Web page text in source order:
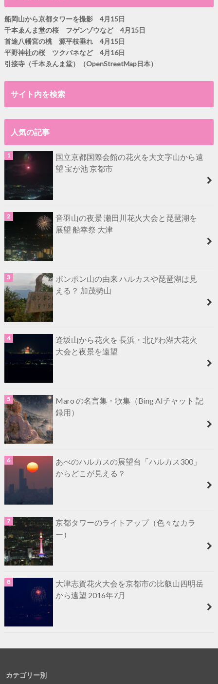
船岡山から京都タワーを撮影 4月15日
千本ゑんま堂の桜 フゲンゾウなど 4月15日
首途八幡宮の桃 源平枝垂れ 4月15日
平野神社の桜 ツクバネなど 4月16日
引接寺（千本ゑんま堂）（OpenStreetMap日本）
サイト内を検索
人気の記事
国立京都国際会館の花火を大文字山から遠
望 宝が池 京都市
音羽山の夜景 瀬田川花火大会と琵琶湖を
展望 船幸祭 大津
ポンポン山の由来 ハルカスや琵琶湖は見
える？ 加茂勢山
逢坂山から花火を 長浜・北びわ湖大花火
大会と夜景を遠望
Maro の名言集・歌集（Bing AIチャット 記
録用）
あべのハルカスの展望台「ハルカス300」
からどこが見える？
京都タワーのライトアップ（色々なカラ
ー）
大津志賀花火大会を京都市の比叡山四明岳
から遠望 2016年7月
カテゴリー別